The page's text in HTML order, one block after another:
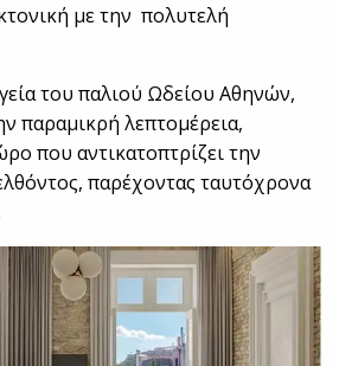
με την πολυτελή
του παλιού Ωδείου Αθηνών,
παραμικρή λεπτομέρεια,
που αντικατοπτρίζει την
παρέχοντας ταυτόχρονα